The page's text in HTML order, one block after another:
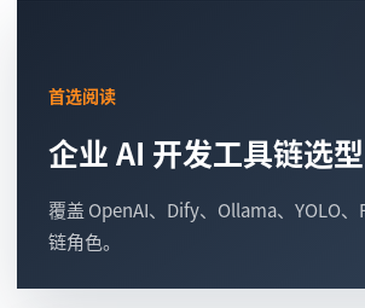
首选阅读
企业 AI 开发工具链选型
覆盖 OpenAI、Dify、Ollama、YOLO、
链角色。